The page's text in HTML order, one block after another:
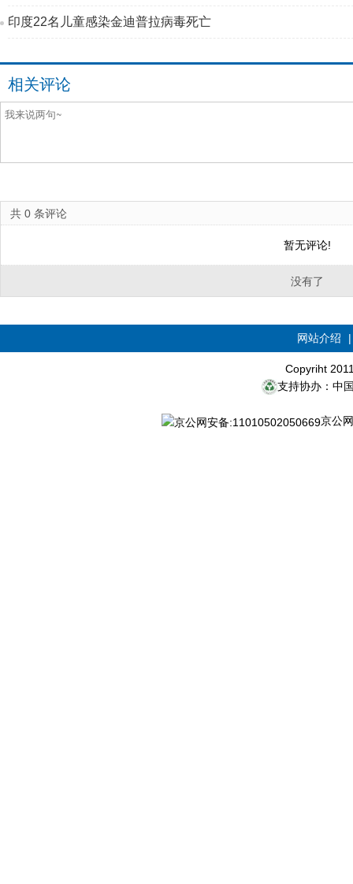
印度22名儿童感染金迪普拉病毒死亡
相关评论
共 0 条评论
暂无评论!
没有了
网站介绍
Copyriht
支持协办：中
京公